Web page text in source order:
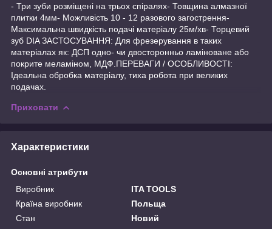
- Три зуби розміщені на трьох спіралях- Товщина алмазної
плитки 4мм- Можливість 10 - 12 разового загострення-
Максимальна швидкість подачі матеріалу 25м/хв- Торцевий
зуб DIA ЗАСТОСУВАННЯ: Для фрезерування в таких
матеріалах як: ДСП одно- чи двосторонньо ламіноване або
покрите меламіном, МДФ.ПЕРЕВАГИ / ОСОБЛИВОСТІ:
Ідеальна обробка матеріалу, тиха робота при великих
подачах.
Приховати
Характеристики
Основні атрибути
Виробник
ITA TOOLS
Країна виробник
Польща
Стан
Новий